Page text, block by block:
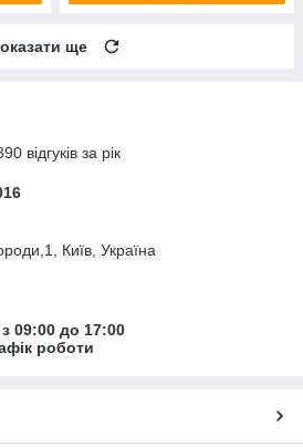
ще
відгуків за рік
Київ, Україна
09:00 до 17:00
роботи